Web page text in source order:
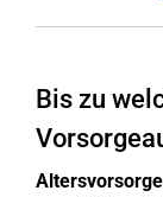
Bis zu